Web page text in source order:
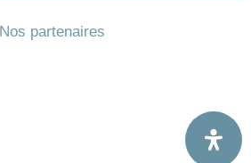
Nos partenaires